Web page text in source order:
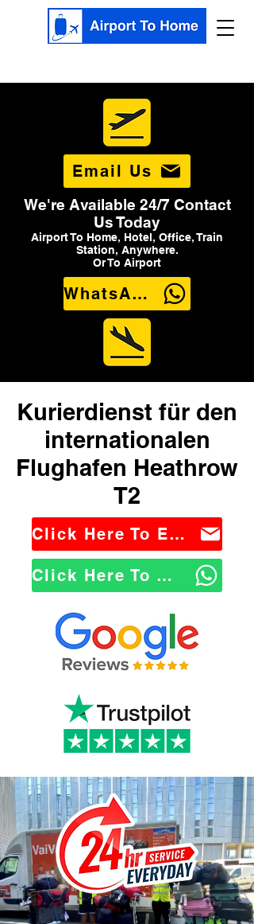
Email Us
We're Available 24/7 Contact
Us Today
Airport To Home, Hotel, Office, Train
Station, Anywhere.
Or To Airport
WhatsApp Us
Kurierdienst für den
internationalen
Flughafen Heathrow
T2
Click Here To Email Us
Click Here To WhatsApp Us